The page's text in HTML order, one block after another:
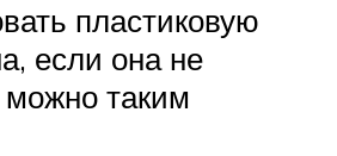
пластиковую
если она не
можно таким